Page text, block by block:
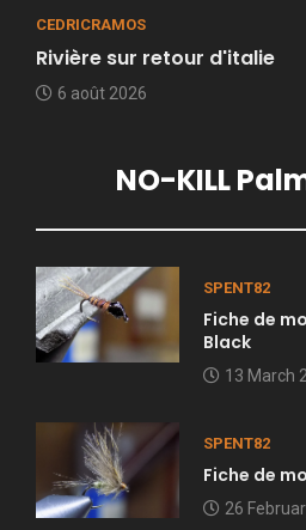
CEDRICRAMOS
Rivière sur retour d'italie
6 août 2026
NO-KILL
SPENT82
Fiche de
Black
13 March
SPENT82
Fiche de
26